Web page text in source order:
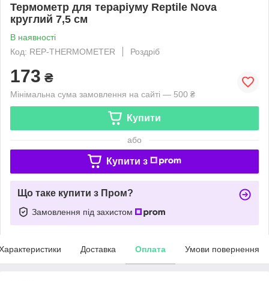
Термометр для тераріуму Reptile Nova
круглий 7,5 см
В наявності
Код: REP-THERMOMETER
Роздріб
173 ₴
Мінімальна сума замовлення на сайті — 500 ₴
Купити
або
Купити з
Що таке купити з Пром?
Замовлення під захистом
Доставка Оплата Умови повернення